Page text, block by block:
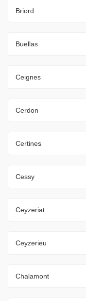
Briord
Buellas
Ceignes
Cerdon
Certines
Cessy
Ceyzeriat
Ceyzerieu
Chalamont